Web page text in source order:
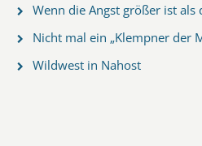
Wenn die Angst größer ist als
Nicht mal ein „Klempner der
Wildwest in Nahost